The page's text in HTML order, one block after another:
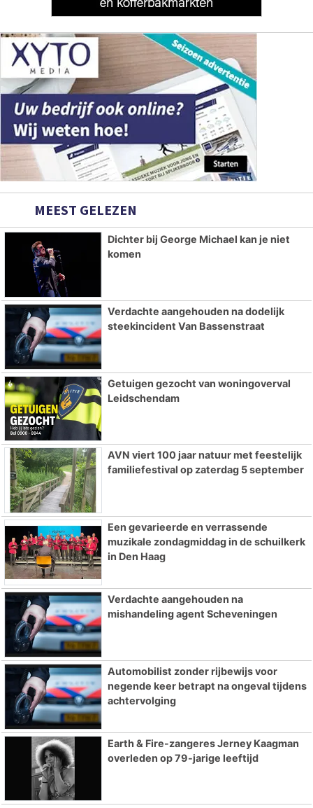
MEEST GELEZEN
Dichter bij George Michael kan je niet
komen
Verdachte aangehouden na dodelijk
steekincident Van Bassenstraat
Getuigen gezocht van woningoverval
Leidschendam
AVN viert 100 jaar natuur met feestelijk
familiefestival op zaterdag 5 september
Een gevarieerde en verrassende
muzikale zondagmiddag in de schuilkerk
in Den Haag
Verdachte aangehouden na
mishandeling agent Scheveningen
Automobilist zonder rijbewijs voor
negende keer betrapt na ongeval tijdens
achtervolging
Earth & Fire-zangeres Jerney Kaagman
overleden op 79-jarige leeftijd